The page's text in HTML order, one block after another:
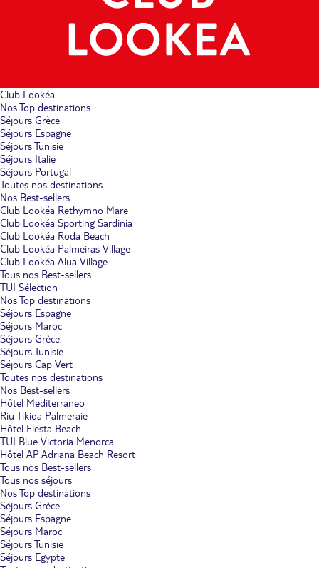
Club Lookéa
Nos Top destinations
Séjours Grèce
Séjours Espagne
Séjours Tunisie
Séjours Italie
Séjours Portugal
Toutes nos destinations
Nos Best-sellers
Club Lookéa Rethymno Mare
Club Lookéa Sporting Sardinia
Club Lookéa Roda Beach
Club Lookéa Palmeiras Village
Club Lookéa Alua Village
Tous nos Best-sellers
TUI Sélection
Nos Top destinations
Séjours Espagne
Séjours Maroc
Séjours Grèce
Séjours Tunisie
Séjours Cap Vert
Toutes nos destinations
Nos Best-sellers
Hôtel Mediterraneo
Riu Tikida Palmeraie
Hôtel Fiesta Beach
TUI Blue Victoria Menorca
Hôtel AP Adriana Beach Resort
Tous nos Best-sellers
Tous nos séjours
Nos Top destinations
Séjours Grèce
Séjours Espagne
Séjours Maroc
Séjours Tunisie
Séjours Egypte